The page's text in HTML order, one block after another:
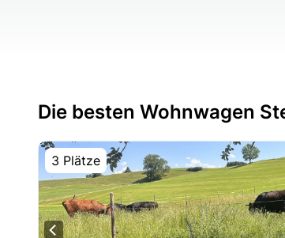
Die besten Wohnwagen
3 Plätze